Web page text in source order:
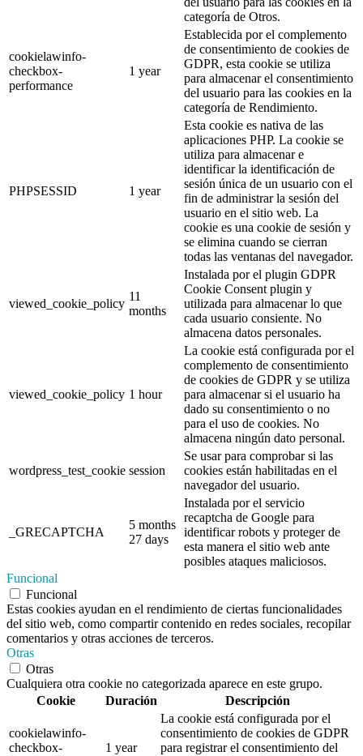
categoría de Otros.
cookielawinfo-
checkbox-
performance
1 year
Establecida por el complemento
de consentimiento de cookies de
GDPR, esta cookie se utiliza
para almacenar el consentimiento
del usuario para las cookies en la
categoría de Rendimiento.
PHPSESSID 1 year
Esta cookie es nativa de las
aplicaciones PHP. La cookie se
utiliza para almacenar e
identificar la identificación de
sesión única de un usuario con el
fin de administrar la sesión del
usuario en el sitio web. La
cookie es una cookie de sesión y
se elimina cuando se cierran
todas las ventanas del navegador.
viewed_cookie_policy
11
months
Instalada por el plugin GDPR
Cookie Consent plugin y
utilizada para almacenar lo que
cada usuario consiente. No
almacena datos personales.
viewed_cookie_policy 1 hour
La cookie está configurada por el
complemento de consentimiento
de cookies de GDPR y se utiliza
para almacenar si el usuario ha
dado su consentimiento o no
para el uso de cookies. No
almacena ningún dato personal.
wordpress_test_cookie session
Se usar para comprobar si las
cookies están habilitadas en el
navegador del usuario.
_GRECAPTCHA
5 months
27 days
Instalada por el servicio
recaptcha de Google para
identificar robots y proteger de
esta manera el sitio web ante
posibles ataques maliciosos.
Funcional
Funcional
Estas cookies ayudan en el rendimiento de ciertas funcionalidades
del sitio web, como compartir contenido en redes sociales, recopilar
comentarios y otras acciones de terceros.
Otras
Otras
Cualquiera otra cookie no categorizada aparece en este grupo.
Cookie
Duración Descripción
cookielawinfo-
checkbox-
1 year
La cookie está configurada por el
consentimiento de cookies de GDPR
para registrar el consentimiento del